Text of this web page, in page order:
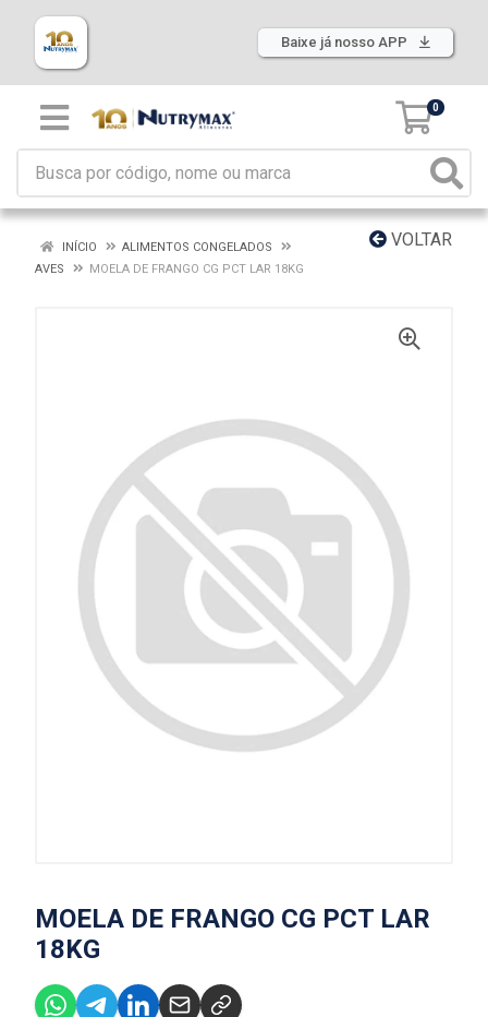
Baixe já nosso APP
0
VOLTAR
INÍCIO
ALIMENTOS CONGELADOS
AVES
MOELA DE FRANGO CG PCT LAR 18KG
MOELA DE FRANGO CG PCT LAR
18KG